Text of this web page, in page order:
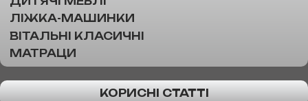
ЛІЖКА-МАШИНКИ
ВІТАЛЬНІ КЛАСИЧНІ
МАТРАЦИ
КОРИСНІ СТАТТІ